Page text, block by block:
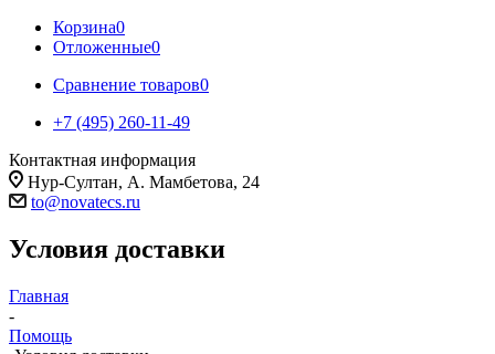
Корзина0
Отложенные0
Сравнение товаров0
+7 (495) 260-11-49
Контактная информация
Нур-Султан, А. Мамбетова, 24
to@novatecs.ru
Условия доставки
Главная
-
Помощь